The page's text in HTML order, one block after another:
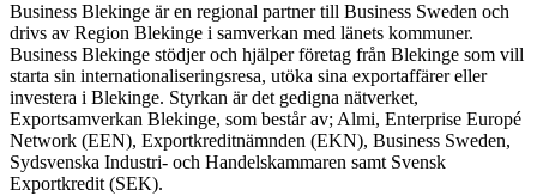
Business Blekinge är en regional partner till Business Sweden och
drivs av Region Blekinge i samverkan med länets kommuner.
Business Blekinge stödjer och hjälper företag från Blekinge som vill
starta sin internationaliseringsresa, utöka sina exportaffärer eller
investera i Blekinge. Styrkan är det gedigna nätverket,
Exportsamverkan Blekinge, som består av; Almi, Enterprise Europé
Network (EEN), Exportkreditnämnden (EKN), Business Sweden,
Sydsvenska Industri- och Handelskammaren samt Svensk
Exportkredit (SEK).